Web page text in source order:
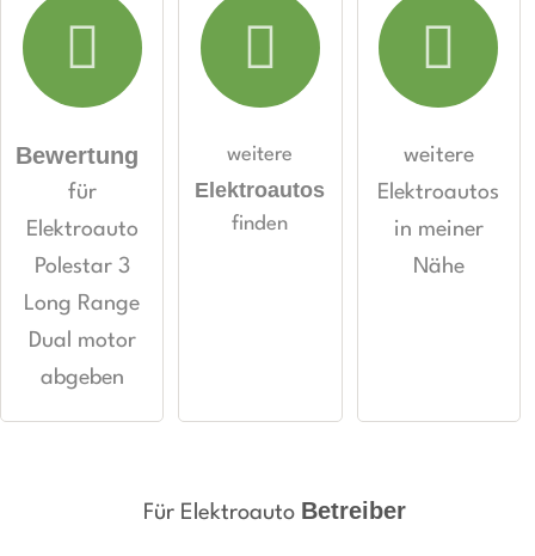
Hiermit akzeptiere ich die
Die Datenschutzerklärung
habe ich zur Kenntnis
öffentliche Frage stellen
Hinweis:Bitte beachten Sie, öffentliche Fragen sind für alle
Besucher sichtbar
Klicken Sie hier um eine
Elektroauto-Eintrag zu stellen
Bewertung
für
Elektroauto
Polestar 3
Long Range
Dual motor
abgeben
weitere
Elektroautos
finden
weitere
Elektroautos
in meiner
Nähe
Für Elektroauto Betreiber